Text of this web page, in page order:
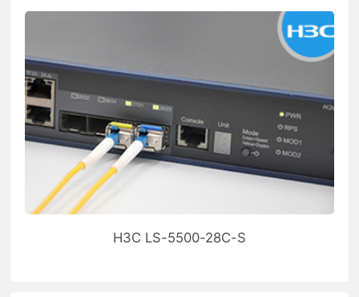
H3C LS-5500-28C-S